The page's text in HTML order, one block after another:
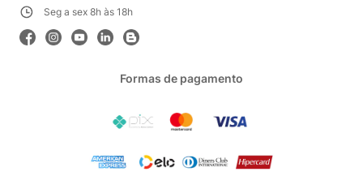
Seg a sex 8h às 18h
Formas de pagamento